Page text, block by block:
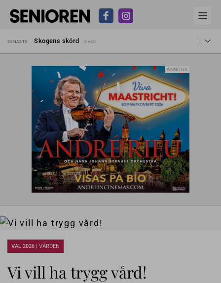
SENASTE
Skogens skörd
8 AUG
Misstänkt släppt – utredning fortsätter
Reform för äldre kan bli slag i luften
Dom öppnar för rätt till garantipension
30 JUL
Snart kan telefonförsäljning förbjudas i Sverige
Hyror rusar ifrån äldres bostadstillägg
Skogens skörd 8 AUG
ANNONS
VAL 2026 | VÅRDEN
Vi vill ha trygg vård!